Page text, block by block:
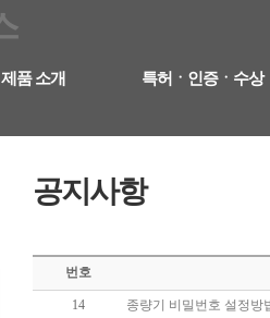
제품 소개 특허ㆍ인증ㆍ수상
공지사항
번호
14 종량기 비밀번호 설정방